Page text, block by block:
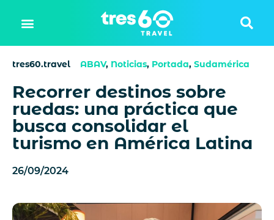
tres60.travel ABAV, Noticias, Portada, Sudamérica
Recorrer destinos sobre
ruedas: una práctica que
busca consolidar el
turismo en América Latina
26/09/2024